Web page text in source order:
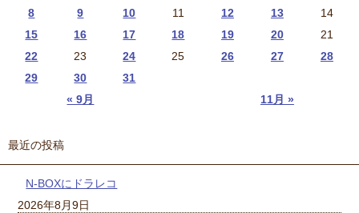
« 9月 11月 »
8
9 10 11 12 13
14
15
16 17 18 19 20
21
22
23 24 25 26 27
28
29
30 31
最近の投稿
N-BOXにドラレコ
2026年8月9日